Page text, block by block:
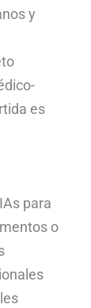
y
es
para
o